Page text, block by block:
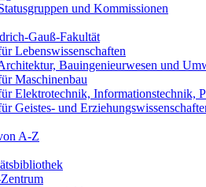
und Kommissionen
Gauß-Fakultät
Lebenswissenschaften
Bauingenieurwesen und
Maschinenbau
Elektrotechnik, Informationstechnik,
Geistes- und
A-Z